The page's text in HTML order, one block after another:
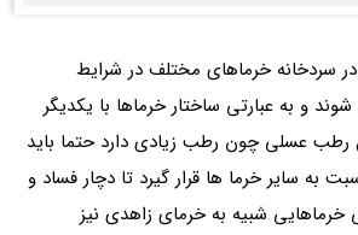
در سردخانه خرماهای مختلف در شرایط
و به‌ عبارتی ساختار خرماها با یکدیگر
رطب عسلی چون رطب زیادی دارد حتما باید
به سایر خرما ها قرار گیرد تا دچار فساد و
خرماهایی شبیه به خرمای زاهدی نیز